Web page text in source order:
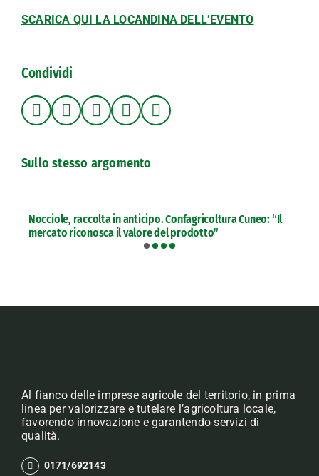
SCARICA QUI LA LOCANDINA DELL’EVENTO
Condividi
Sullo stesso argomento
Nocciole, raccolta in anticipo. Confagricoltura Cuneo: “Il
mercato riconosca il valore del prodotto”
Al fianco delle imprese agricole del territorio, in prima
linea per valorizzare e tutelare l’agricoltura locale,
favorendo innovazione e garantendo servizi di
qualità.
0171/692143